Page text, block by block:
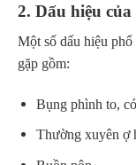
2. Dấu hiệu
Một số dấu hiệu
gặp gồm:
Bụng phình to,
Thường xuyên ợ